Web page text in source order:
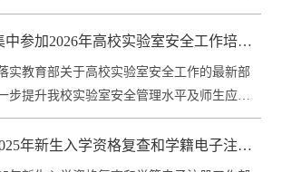
中参加2026年高校实验室安全工作培训
实教育部关于高校实验室安全工作的最新部
步提升我校实验室安全管理水平及师生应急
年新生入学资格复查和学籍电子注册